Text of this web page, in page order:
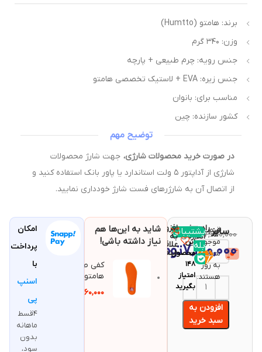
برند: هامتو (Humtto)
وزن: ۳۴۰ گرم
جنس رویه: چرم طبیعی + پارچه
جنس زیره: EVA + لاستیک تخصصی هامتو
مناسب برای: بانوان
کشور سازنده: چین
توضیح مهم
در صورت خرید محصولات شارژی،جهت شارژ محصولات
شارژی از آداپتور ۵ ولت استاندارد یا پاور بانک استفاده کنید و
از اتصال آن به شارژرهای فست شارژ خودداری نمایید.
قیمت و
موجودی
محصولات
به روز
هستند.
۷,۶۰۰,۰۰۰تومان
۷,۴۱۰,۰۰۰تومان
سایز
افزودن به
سبد خرید
راهنمای
اندازهبا خرید
این
محصول
۱۴۸
امتیاز
بگیرید
پشتیبانی
بله
افزودن
به
علاقه
مندی
مقایسه
شاید به این‌ها هم
نیاز داشته باشی!
کفی طبی
هامتو
۴۶۰,۰۰۰تومان
امکان
پرداخت
اسنپ
۴قسط
ماهانه
بدون